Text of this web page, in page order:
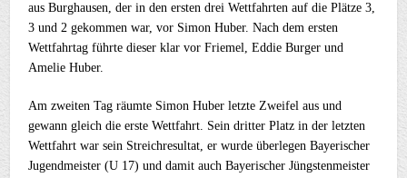
aus Burghausen, der in den ersten drei Wettfahrten auf die Plätze 3,
3 und 2 gekommen war, vor Simon Huber. Nach dem ersten
Wettfahrtag führte dieser klar vor Friemel, Eddie Burger und
Amelie Huber.
Am zweiten Tag räumte Simon Huber letzte Zweifel aus und
gewann gleich die erste Wettfahrt. Sein dritter Platz in der letzten
Wettfahrt war sein Streichresultat, er wurde überlegen Bayerischer
Jugendmeister (U 17) und damit auch Bayerischer Jüngstenmeister